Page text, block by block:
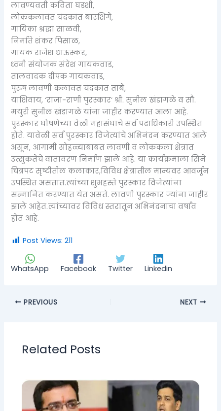
लावण्यवती कविता घडशी,
लोककलावंत चंद्रकांत बारशिंगे,
गायिका श्रद्धा साळवी,
निर्माते शंकर पिसाळ,
गायक राजेश धाऊस्कर,
ध्वनी संयोजक संदेश गायकवाड,
तालवादक दीपक गायकवाड,
पुरुष लावणी कलावंत चंद्रकांत तांबे,
याशिवाय, ‘राजा-राणी पुरस्कार’ श्री. सुनील खंडागळे व सौ.
मयुरी सुनील खंडागळे यांना जाहीर करण्यात आला आहे.
पुरस्कार घोषणेच्या वेळी महासंघाचे सर्व पदाधिकारी उपस्थित
होते. यावेळी सर्व पुरस्कार विजेत्यांचे अभिनंदन करण्यात आले
असून, आगामी सोहळ्याबाबत लावणी व लोककला क्षेत्रात
उत्सुकतेचे वातावरण निर्माण झाले आहे. या कार्यक्रमाला सिने
चित्रपट सृष्टीतील कलाकार,विविध क्षेत्रातील मान्यवर आवर्जून
उपस्थित असतात.त्यांच्या शुभहस्ते पुरस्कार विजेत्यांना
सन्मानित करण्यात येत असते. लावणी पुरस्कार ज्यांना जाहीर
झाले आहेत.त्यांच्यावर विविध स्तरातून अभिनंदनाचा वर्षाव
होत आहे.
Post Views: 211
WhatsApp Facebook Twitter Linkedin
PREVIOUS NEXT
Related Posts